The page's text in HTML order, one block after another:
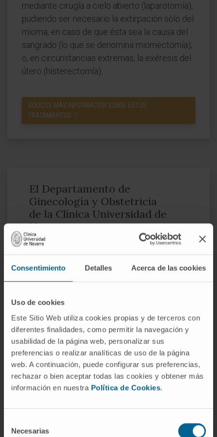
Consentimiento Detalles Acerca de las cookies
Uso de cookies
Este Sitio Web utiliza cookies propias y de terceros con
diferentes finalidades, como permitir la navegación y
usabilidad de la página web, personalizar sus
preferencias o realizar analíticas de uso de la página
web. A continuación, puede configurar sus preferencias,
rechazar o bien aceptar todas las cookies y obtener más
información en nuestra Política de Cookies.
Necesarias
mediante cirugía a cielo abierto (laparotomía),
pudiendo ser necesario la extirpación sólo del
mioma, en caso de que ésta sea la causa del
sangrado (lo que se denomina miomectomía);
o, en circunstancias extremas, la exéresis del
útero (histerectomía).
SOLICITE MÁS INFORMACIÓN SOBRE ESTOS
TRATAMIENTOS
El Departamento de
Ginecología y Obstetricia
de la Clínica Universidad de
Navarra
Cuidado integral que incluye un amplio rango de
opciones de consulta y tratamientos que
hasta las más avanzadas opciones diagnósticas y
de tratamiento de problemas obstétricos y
ginecológicos en todas las edades.
El departamento ofrece también el control habitual
del embarazo que incluye una diversidad de
procedimientos diagnósticos y de cribado para
identificar problemas potenciales del feto así
Enfermedades que tratamos